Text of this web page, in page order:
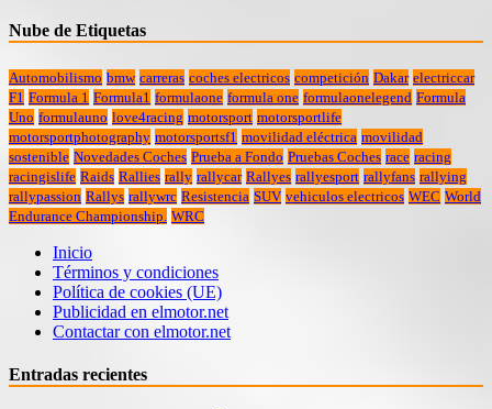
Nube de Etiquetas
Automobilismo bmw carreras coches electricos competición Dakar electriccar
F1 Formula 1 Formula1 formulaone formula one formulaonelegend Formula
Uno formulauno love4racing motorsport motorsportlife
motorsportphotography motorsportsf1 movilidad eléctrica movilidad
sostenible Novedades Coches Prueba a Fondo Pruebas Coches race racing
racingislife Raids Rallies rally rallycar Rallyes rallyesport rallyfans rallying
rallypassion Rallys rallywrc Resistencia SUV vehiculos electricos WEC World
Endurance Championship. WRC
Inicio
Términos y condiciones
Política de cookies (UE)
Publicidad en elmotor.net
Contactar con elmotor.net
Entradas recientes